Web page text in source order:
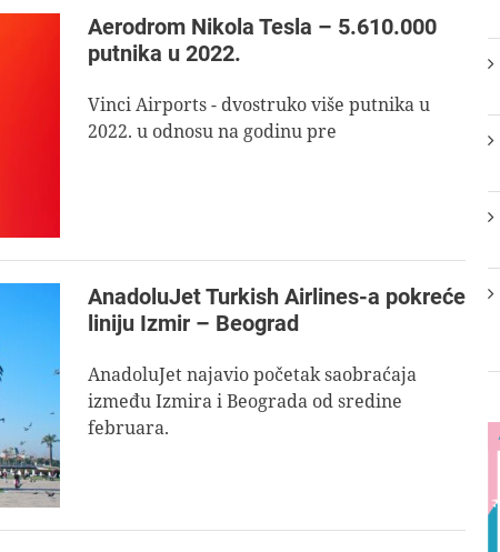
Aerodrom Nikola Tesla – 5.610.000
putnika u 2022.
Vinci Airports - dvostruko više putnika u
2022. u odnosu na godinu pre
AnadoluJet Turkish Airlines-a pokreće
liniju Izmir – Beograd
AnadoluJet najavio početak saobraćaja
između Izmira i Beograda od sredine
februara.